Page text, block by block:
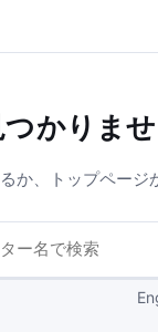
かりま
か、トップページ